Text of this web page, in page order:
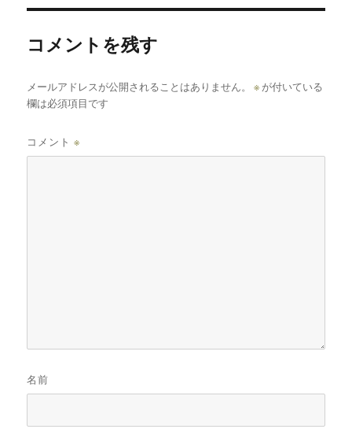
コメントを残す
メールアドレスが公開されることはありません。 ※ が付いている
欄は必須項目です
コメント※
名前